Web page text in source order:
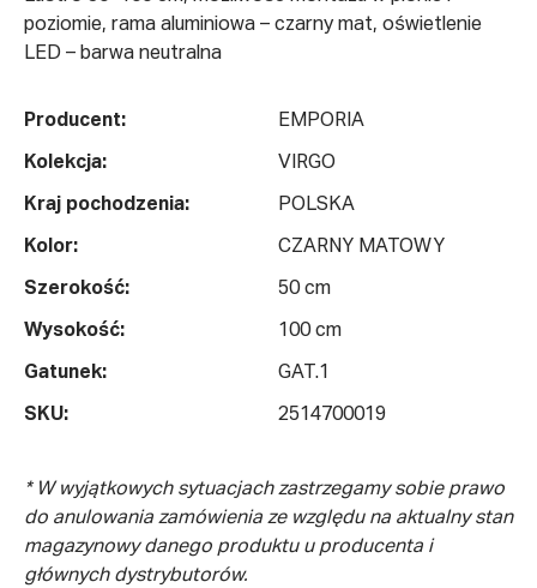
poziomie, rama aluminiowa – czarny mat, oświetlenie
LED – barwa neutralna
Producent: EMPORIA
Kolekcja: VIRGO
Kraj pochodzenia: POLSKA
Kolor: CZARNY MATOWY
Szerokość: 50 cm
Wysokość: 100 cm
Gatunek: GAT.1
SKU: 2514700019
* W wyjątkowych sytuacjach zastrzegamy sobie prawo
do anulowania zamówienia ze względu na aktualny stan
magazynowy danego produktu u producenta i
głównych dystrybutorów.